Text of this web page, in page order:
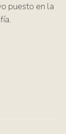
puesto en la